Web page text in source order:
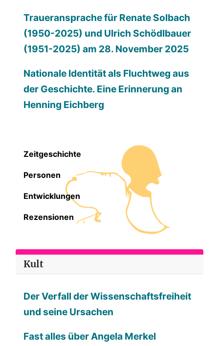
Traueransprache für Renate Solbach
(1950-2025) und Ulrich Schödlbauer
(1951-2025) am 28. November 2025
Nationale Identität als Fluchtweg aus
der Geschichte. Eine Erinnerung an
Henning Eichberg
Zeitgeschichte
Personen
Entwicklungen
Rezensionen
Kult
Der Verfall der Wissenschaftsfreiheit
und seine Ursachen
Fast alles über Angela Merkel